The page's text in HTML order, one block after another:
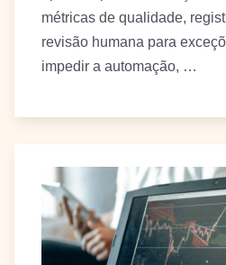
métricas de qualidade,
revisão humana para
impedir a automação, …